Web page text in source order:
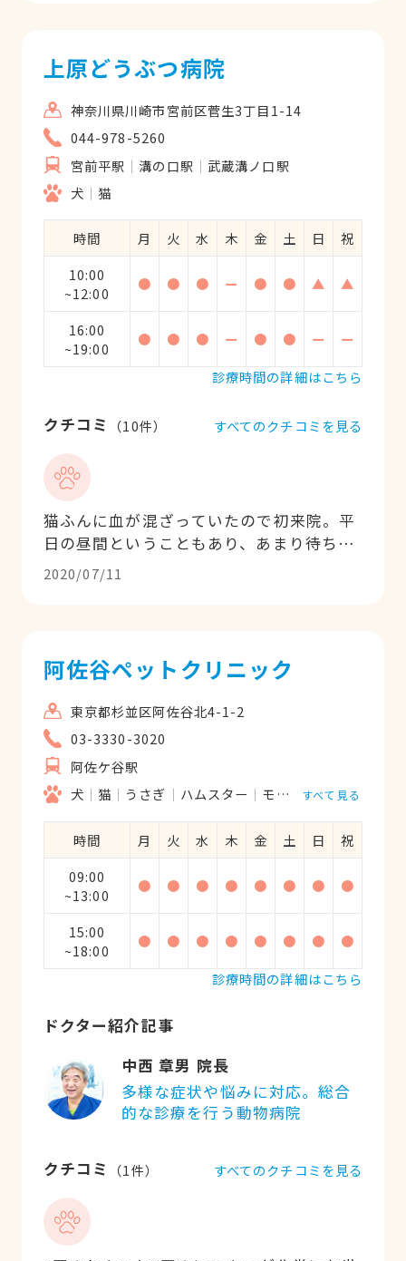
ますが、皆さんとても明るく優しくて、安
心して診ていただけます。 受付・看護師の
スタッフさんには、些細な相談にものって
いただけるので助かります。 また、この病
院の良いところは、設備が整っていて、高
度な検査もすぐにしてもらえるところで
す。病状にもよりますが、ある程度の検査
にとっての不安な時間が少なくなり、動物
のことをここの病院でできるので、飼い主
として納得のいく治療をしてもらえます。
先代の子は最期までこの病院で診てもらい
ましたが、手厚く対応してくださり、必要
な治療を十分に施して頂いたので、本当に
です！
上原どうぶつ病院
神奈川県川崎市宮前区菅生3丁目1-14
044-978-5260
宮前平駅
溝の口駅
武蔵溝ノ口駅
犬
猫
時間 月 火 水 木 金 土 日
祝
10:00
~12:00
● ● ● ー ● ● ▲ ▲
16:00
~19:00
● ● ● ー ● ● ー
ー
診療時間の詳細はこちら
クチコミ （10件）
猫ふんに血が混ざっていたので初来院。平
日の昼間ということもあり、あまり待ち時
間はありませんでした。初めて猫を飼った
次の日の出来事であたふたしながらも、先
また、何かありましたらよろしくお願いし
ます。
2020/07/11
すべてのクチコミを見る
阿佐谷ペットクリニック
東京都杉並区阿佐谷北4-1-2
03-3330-3020
阿佐ケ谷駅
犬
猫 うさぎ ハムスター モルモット フェレッ
すべて見る
時間 月 火 水 木 金 土 日
祝
09:00
~13:00
● ● ● ● ● ● ● ●
15:00
~18:00
● ● ● ● ● ● ●
●
診療時間の詳細はこちら
ドクター紹介記事
中西 章男 院長
多様な症状や悩みに対応。総合
的な診療を行う動物病院
クチコミ （1件） すべてのクチコミを見る